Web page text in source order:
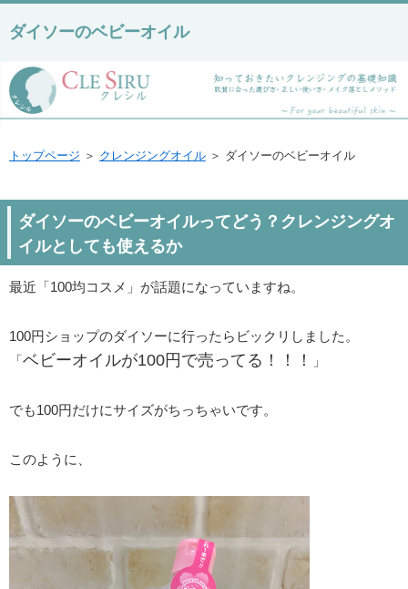
ダイソーのベビーオイル
トップページ ＞ クレンジングオイル＞ ダイソーのベビーオイル
ダイソーのベビーオイルってどう？クレンジングオ
イルとしても使えるか
最近「100均コスメ」が話題になっていますね。
100円ショップのダイソーに行ったらビックリしました。
「ベビーオイルが100円で売ってる！！！ 」
でも100円だけにサイズがちっちゃいです。
このように、